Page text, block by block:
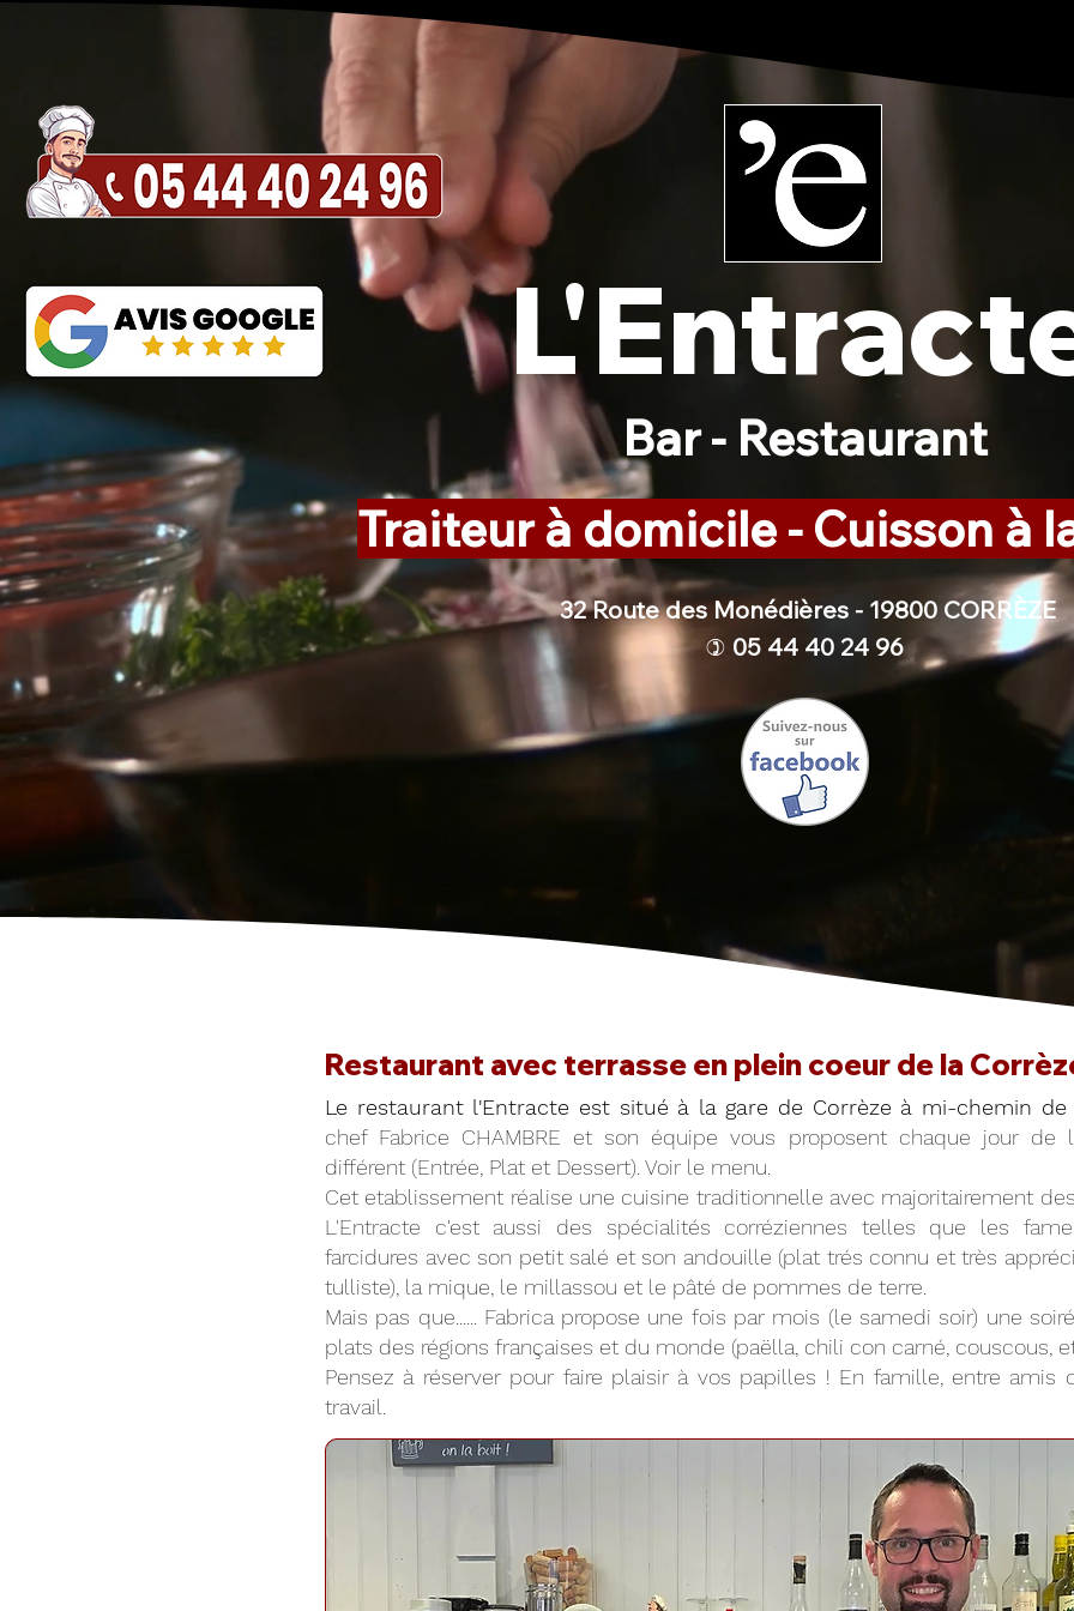
Bar - Restaurant
Traiteur à domicile - Cuisson à
32 Route des Monédières - 19800 CORRÈZE
) 05 44 40 24 96
Restaurant avec terrasse en plein coeur de la
Le restaurant l'Entracte est situé à la gare de Corrèze à mi-chemin de
chef Fabrice CHAMBRE et son équipe vous proposent chaque jour de
différent (Entrée, Plat et Dessert). Voir le menu.
Cet etablissement réalise une cuisine traditionnelle avec majoritairement
L'Entracte c'est aussi des spécialités corréziennes telles que les
farcidures avec son petit salé et son andouille (plat trés connu et très
tulliste), la mique, le millassou et le pâté de pommes de terre.
Mais pas que...... Fabrica propose une fois par mois (le samedi soir) une
plats des régions françaises et du monde (paëlla, chili con carné, couscous,
Pensez à réserver pour faire plaisir à vos papilles ! En famille, entre amis
travail.